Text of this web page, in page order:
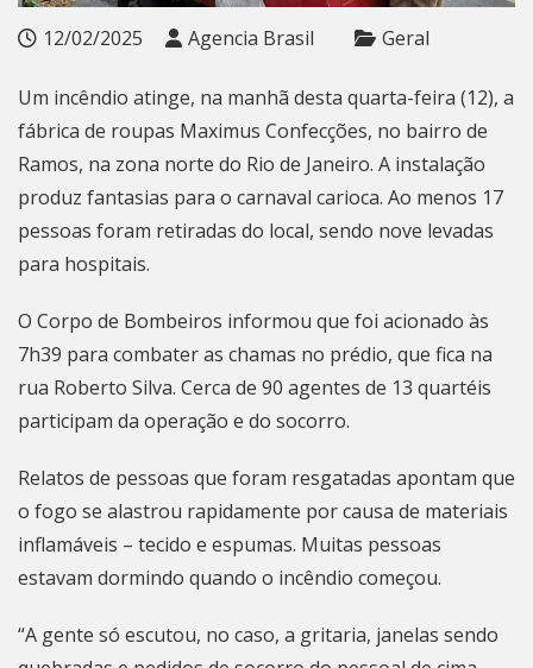
12/02/2025 Agencia Brasil Geral
Um incêndio atinge, na manhã desta quarta-feira (12), a
fábrica de roupas Maximus Confecções, no bairro de
Ramos, na zona norte do Rio de Janeiro. A instalação
produz fantasias para o carnaval carioca. Ao menos 17
pessoas foram retiradas do local, sendo nove levadas
para hospitais.
O Corpo de Bombeiros informou que foi acionado às
7h39 para combater as chamas no prédio, que fica na
rua Roberto Silva. Cerca de 90 agentes de 13 quartéis
participam da operação e do socorro.
Relatos de pessoas que foram resgatadas apontam que
o fogo se alastrou rapidamente por causa de materiais
inflamáveis – tecido e espumas. Muitas pessoas
estavam dormindo quando o incêndio começou.
“A gente só escutou, no caso, a gritaria, janelas sendo